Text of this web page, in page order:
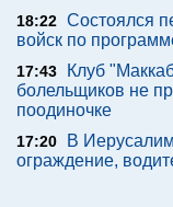
18:22 Состоялся
войск по
17:43
Клуб
болельщиков не
поодиночке
17:20
В
ограждение,